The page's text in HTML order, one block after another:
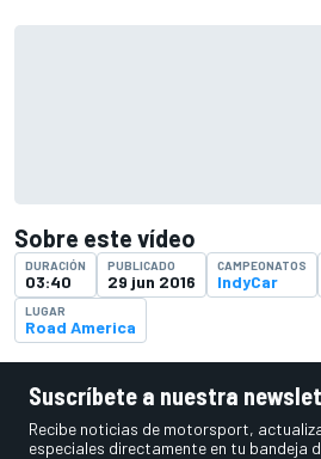
Sobre este vídeo
DURACIÓN
03:40
PUBLICADO
29 jun 2016
CAMPEONATOS
IndyCar
LUGAR
Road America
Suscríbete a nuestra
Recibe noticias de motorsport,
especiales directamente en tu bandeja